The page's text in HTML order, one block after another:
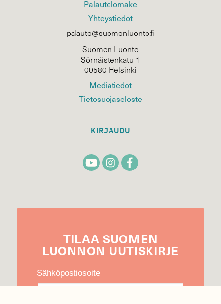
Palautelomake
Yhteystiedot
palaute@suomenluonto.fi
Suomen Luonto
Sörnäistenkatu 1
00580 Helsinki
Mediatiedot
Tietosuojaseloste
KIRJAUDU
TILAA SUOMEN
LUONNON UUTIS­KIRJE
Sähköpostiosoite